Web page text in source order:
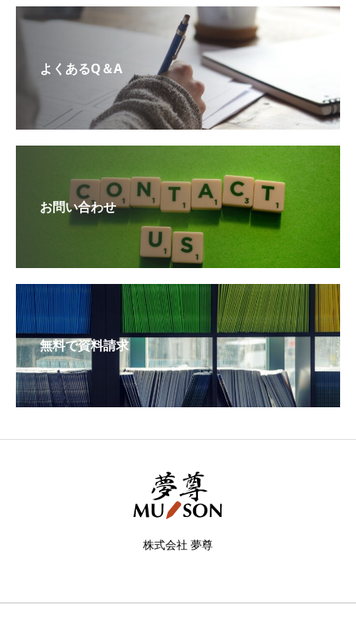
よくあるQ＆A
お問い合わせ
無料で資料請求
株式会社 夢尊